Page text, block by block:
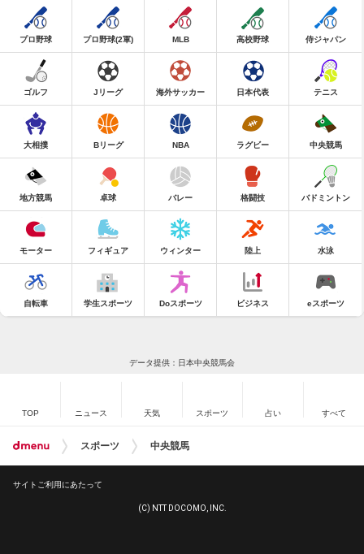
プロ野球 プロ野球(2軍) MLB 高校野球 侍ジャパン
ゴルフ Jリーグ 海外サッカー 日本代表 テニス
大相撲 Bリーグ NBA ラグビー 中央競馬
地方競馬 卓球 バレー 格闘技 バドミントン
モーター フィギュア ウィンター 陸上 水泳
自転車 学生スポーツ Doスポーツ ビジネス eスポーツ
データ提供：日本中央競馬会
TOP ニュース 天気 スポーツ 占い すべて
スポーツ 中央競馬
サイトご利用にあたって
(C) NTT DOCOMO, INC.